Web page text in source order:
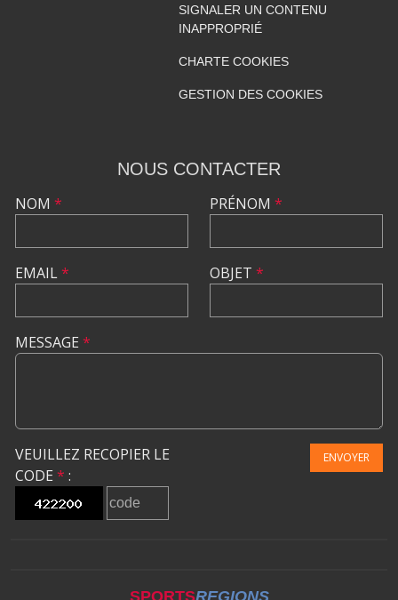
SIGNALER UN CONTENU
INAPPROPRIÉ
CHARTE COOKIES
GESTION DES COOKIES
NOUS CONTACTER
NOM *
EMAIL*
PRÉNOM *
OBJET *
MESSAGE *
VEUILLEZ RECOPIER LE
CODE * :
ENVOYER
SPORTSREGIONS